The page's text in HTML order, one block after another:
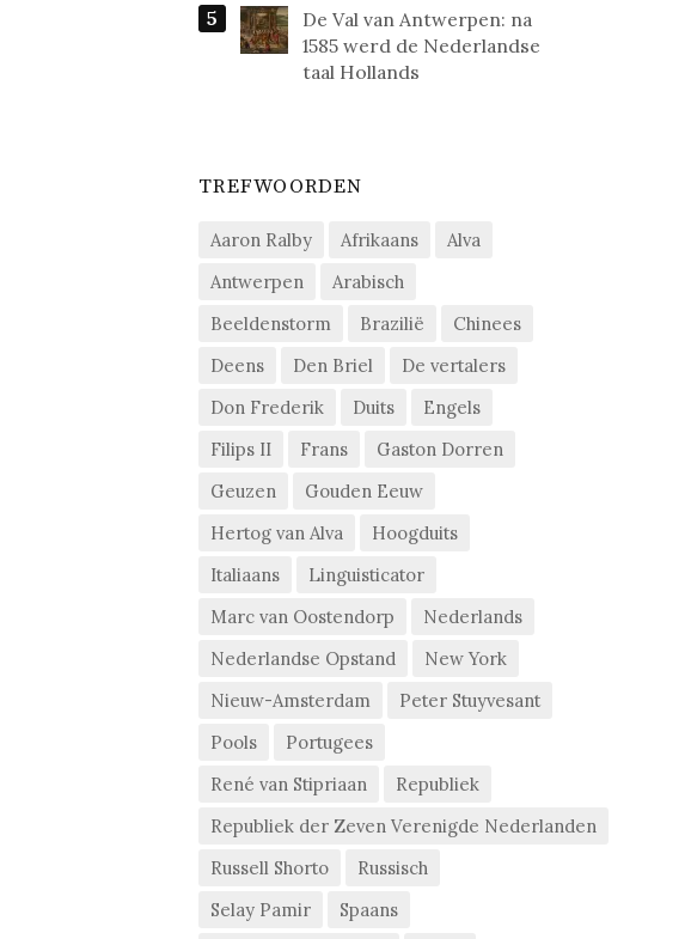
De Val van Antwerpen: na
1585 werd de Nederlandse
taal Hollands
TREFWOORDEN
Aaron Ralby Afrikaans
Alva
Antwerpen
Arabisch
Beeldenstorm
Brazilië
Chinees
Deens
Den Briel
De vertalers
Don Frederik
Duits
Engels
Filips II
Frans
Gaston Dorren
Geuzen
Gouden Eeuw
Hertog van Alva
Hoogduits
Italiaans
Linguisticator
Marc van Oostendorp
Nederlands
Nederlandse Opstand
New York
Nieuw-Amsterdam
Peter Stuyvesant
Pools
Portugees
René van Stipriaan
Republiek
Republiek der Zeven Verenigde Nederlanden
Russell Shorto
Russisch
Selay Pamir
Spaans